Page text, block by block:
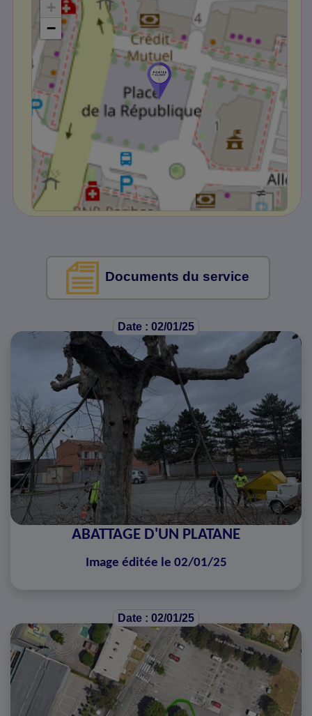
+
−
Documents du service
Date : 02/01/25
ABATTAGE D'UN PLATANE
Image éditée le 02/01/25
Date : 02/01/25